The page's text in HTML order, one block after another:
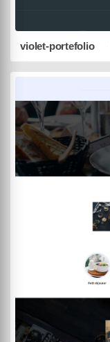
violet-portefolio